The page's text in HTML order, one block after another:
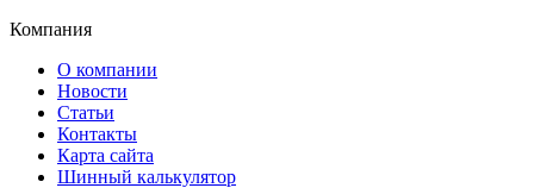
Компания
О компании
Новости
Статьи
Контакты
Карта сайта
Шинный калькулятор